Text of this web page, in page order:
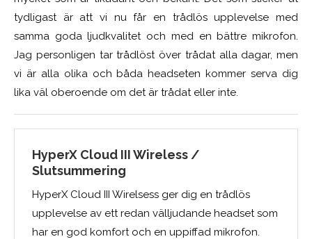
tydligast är att vi nu får en trådlös upplevelse med
samma goda ljudkvalitet och med en bättre mikrofon.
Jag personligen tar trådlöst över trådat alla dagar, men
vi är alla olika och båda headseten kommer serva dig
lika väl oberoende om det är trådat eller inte.
HyperX Cloud III Wireless /
Slutsummering
HyperX Cloud III Wirelsess ger dig en trådlös
upplevelse av ett redan välljudande headset som
har en god komfort och en uppiffad mikrofon.